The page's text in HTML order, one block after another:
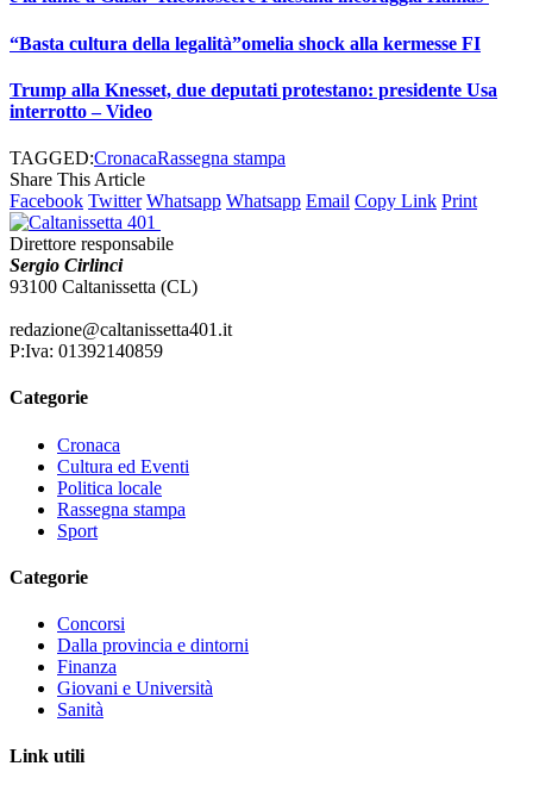
“Basta cultura della legalità”omelia shock alla kermesse FI
Trump alla Knesset, due deputati protestano: presidente Usa
interrotto – Video
TAGGED:CronacaRassegna stampa
Share This Article
Facebook Twitter Whatsapp Whatsapp Email Copy Link Print
Direttore responsabile
Sergio Cirlinci
93100 Caltanissetta (CL)
redazione@caltanissetta401.it
P:Iva: 01392140859
Categorie
Cronaca
Cultura ed Eventi
Politica locale
Rassegna stampa
Sport
Categorie
Concorsi
Dalla provincia e dintorni
Finanza
Giovani e Università
Sanità
Link utili